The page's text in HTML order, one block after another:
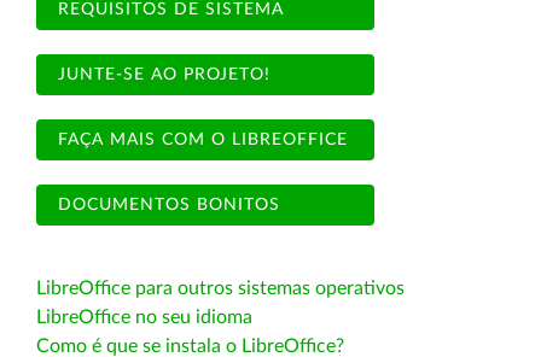
REQUISITOS DE SISTEMA
JUNTE-SE AO PROJETO!
FAÇA MAIS COM O LIBREOFFICE
DOCUMENTOS BONITOS
LibreOffice para outros sistemas operativos
LibreOffice no seu idioma
Como é que se instala o LibreOffice?